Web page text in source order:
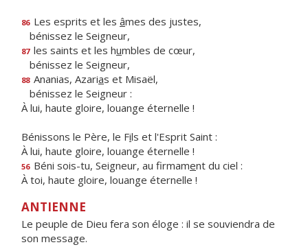
86 Les esprits et les âmes des justes,
bénissez le Seigneur,
87 les saints et les humbles de cœur,
bénissez le Seigneur,
88 Ananias, Azarias et Misaël,
bénissez le Seigneur :
À lui, haute gloire, louange éternelle !
Bénissons le Père, le Fils et l'Esprit Saint :
À lui, haute gloire, louange éternelle !
56 Béni sois-tu, Seigneur, au firmament du ciel :
À toi, haute gloire, louange éternelle !
ANTIENNE
Le peuple de Dieu fera son éloge : il se souviendra de
son message.